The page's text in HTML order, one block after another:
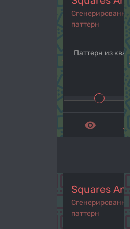
navigate_before
паттерн
Паттерн из
remove_red_eye
Squares
паттерн